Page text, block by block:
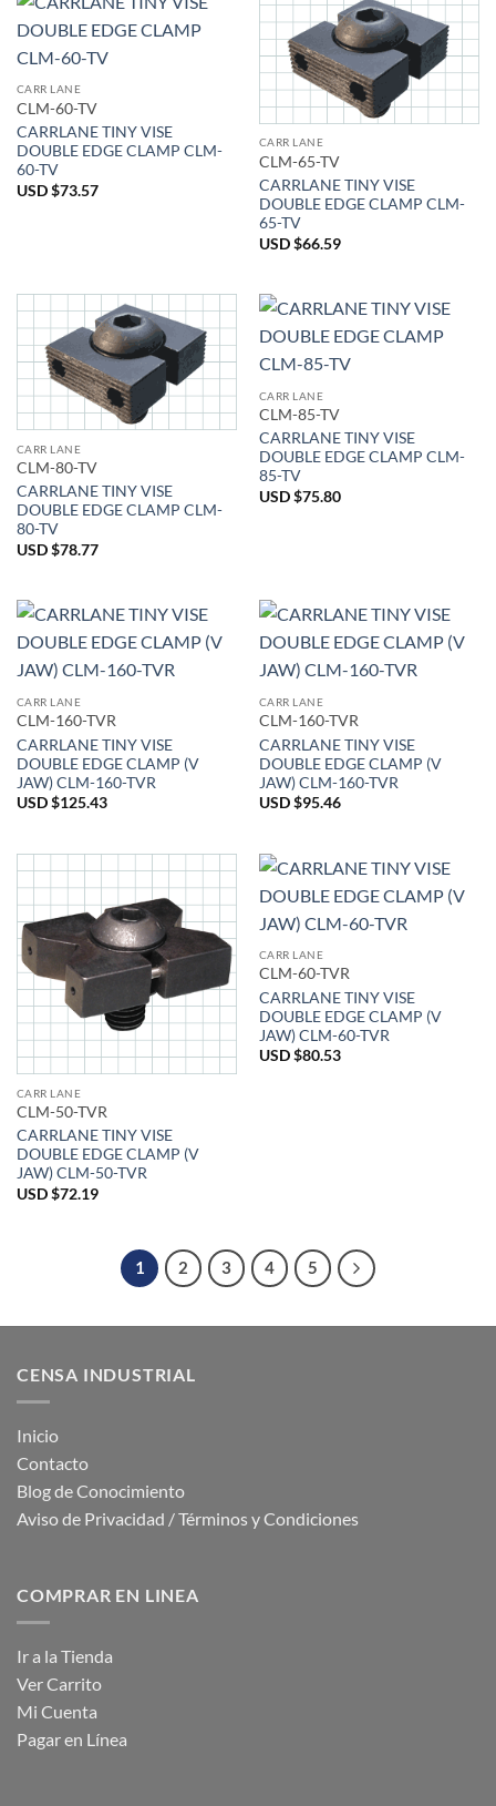
CARR LANE
CLM-60-TV
CARRLANE TINY VISE
DOUBLE EDGE CLAMP CLM-
60-TV
USD $73.57
CARR LANE
CLM-65-TV
CARRLANE TINY VISE
DOUBLE EDGE CLAMP CLM-
65-TV
USD $66.59
CARR LANE
CLM-80-TV
CARRLANE TINY VISE
DOUBLE EDGE CLAMP CLM-
80-TV
USD $78.77
CARR LANE
CLM-85-TV
CARRLANE TINY VISE
DOUBLE EDGE CLAMP CLM-
85-TV
USD $75.80
CARR LANE
CLM-160-TVR
CARRLANE TINY VISE
DOUBLE EDGE CLAMP (V
JAW) CLM-160-TVR
USD $125.43
CARR LANE
CLM-160-TVR
CARRLANE TINY VISE
DOUBLE EDGE CLAMP (V
JAW) CLM-160-TVR
USD $95.46
CARR LANE
CLM-50-TVR
CARRLANE TINY VISE
DOUBLE EDGE CLAMP (V
JAW) CLM-50-TVR
USD $72.19
CARR LANE
CLM-60-TVR
CARRLANE TINY VISE
DOUBLE EDGE CLAMP (V
JAW) CLM-60-TVR
USD $80.53
1 2 3 4 5
CENSA INDUSTRIAL
Inicio
Contacto
Blog de Conocimiento
Aviso de Privacidad / Términos y Condiciones
COMPRAR EN LINEA
Ir a la Tienda
Ver Carrito
Mi Cuenta
Pagar en Línea